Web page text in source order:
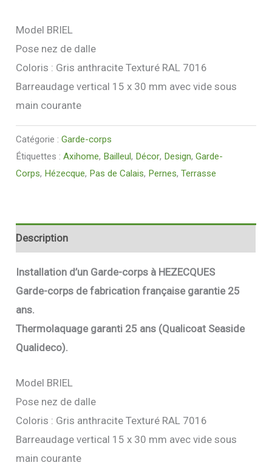
Model BRIEL
Pose nez de dalle
Coloris : Gris anthracite Texturé RAL 7016
Barreaudage vertical 15 x 30 mm avec vide sous
main courante
Catégorie :Garde-corps
Étiquettes :Axihome, Bailleul, Décor, Design,Garde-
Corps, Hézecque, Pas de Calais, Pernes,Terrasse
Description
Installation d’un Garde-corps à HEZECQUES
Garde-corps defabrication française garantie 25
ans.
Thermolaquage garanti 25 ans (Qualicoat Seaside
Qualideco).
Model BRIEL
Pose nez de dalle
Coloris : Gris anthracite Texturé RAL 7016
Barreaudage vertical 15 x 30 mm avec vide sous
main courante